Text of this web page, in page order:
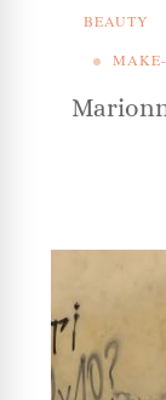
BEAUTY